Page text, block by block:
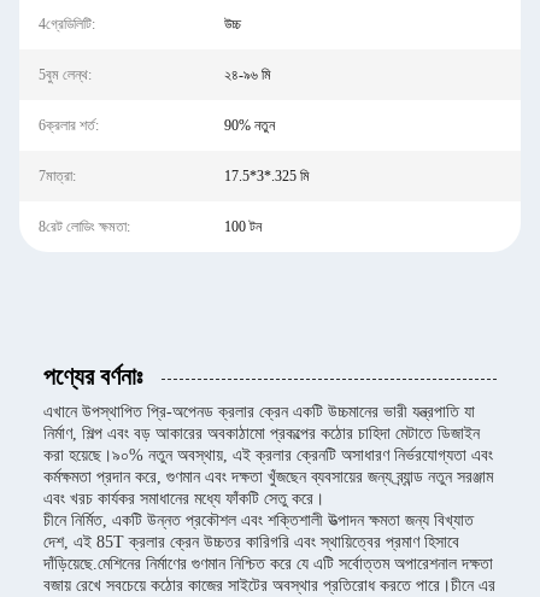
4গ্রেডিলিটি: উচ্চ
5বুম লেন্থ: ২৪-৯৬ মি
6ক্রলার শর্ত: 90% নতুন
7মাত্রা: 17.5*3*.325 মি
8রেট লোডিং ক্ষমতা: 100 টন
পণ্যের বর্ণনাঃ
এখানে উপস্থাপিত প্রি-অপেনড ক্রলার ক্রেন একটি উচ্চমানের ভারী যন্ত্রপাতি যা
নির্মাণ, শিল্প এবং বড় আকারের অবকাঠামো প্রকল্পের কঠোর চাহিদা মেটাতে ডিজাইন
করা হয়েছে।৯০% নতুন অবস্থায়, এই ক্রলার ক্রেনটি অসাধারণ নির্ভরযোগ্যতা এবং
কর্মক্ষমতা প্রদান করে, গুণমান এবং দক্ষতা খুঁজছেন ব্যবসায়ের জন্য ব্র্যান্ড নতুন সরঞ্জাম
এবং খরচ কার্যকর সমাধানের মধ্যে ফাঁকটি সেতু করে।
চীনে নির্মিত, একটি উন্নত প্রকৌশল এবং শক্তিশালী উত্পাদন ক্ষমতা জন্য বিখ্যাত
দেশ, এই 85T ক্রলার ক্রেন উচ্চতর কারিগরি এবং স্থায়িত্বের প্রমাণ হিসাবে
দাঁড়িয়েছে.মেশিনের নির্মাণের গুণমান নিশ্চিত করে যে এটি সর্বোত্তম অপারেশনাল দক্ষতা
বজায় রেখে সবচেয়ে কঠোর কাজের সাইটের অবস্থার প্রতিরোধ করতে পারে।চীনে এর